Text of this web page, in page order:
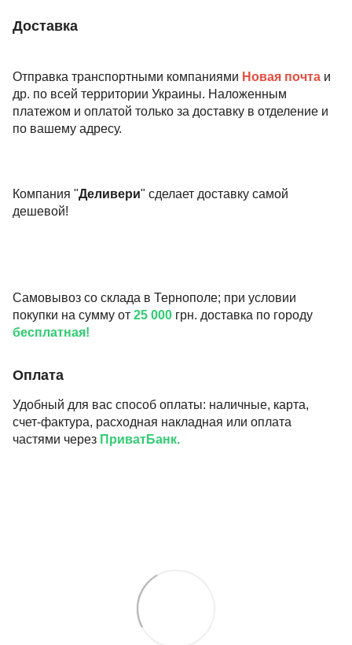
Доставка
Отправка транспортными компаниями Новая почта и
др. по всей территории Украины. Наложенным
платежом и оплатой только за доставку в отделение и
по вашему адресу.
Компания "Деливери" сделает доставку самой
дешевой!
Самовывоз со склада в Тернополе; при условии
покупки на сумму от 25 000 грн. доставка по городу
бесплатная!
Оплата
Удобный для вас способ оплаты: наличные, карта,
счет-фактура, расходная накладная или оплата
частями через ПриватБанк.